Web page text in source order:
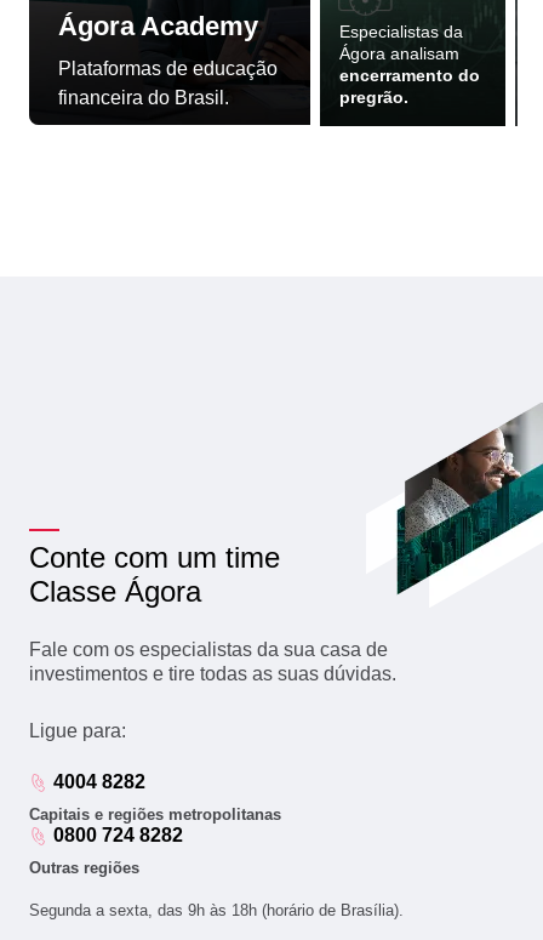
Ágora Academy
Plataformas de educação
financeira do Brasil.
Especialistas da
Ágora analisam
encerramento do
pregrão.
Conte com um time
Classe Ágora
Fale com os especialistas da sua casa de
investimentos e tire todas as suas dúvidas.
Ligue para:
4004 8282
Capitais e regiões metropolitanas
0800 724 8282
Outras regiões
Segunda a sexta, das 9h às 18h (horário de Brasília).